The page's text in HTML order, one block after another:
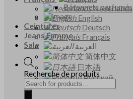
Nederlands
English
Deutsch
Français
العربية
简体中文
日本語
Русский
Bâtonnets parfumés
Ceintures
Jeans Femme
Sale
Recherche de produits